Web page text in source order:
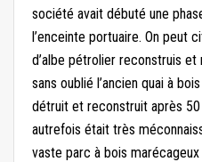
société avait débuté une
l’enceinte portuaire. On peut
d’albe pétrolier reconstruis
sans oublié l’ancien quai à
détruit et reconstruit après
autrefois était très
vaste parc à bois marécageux